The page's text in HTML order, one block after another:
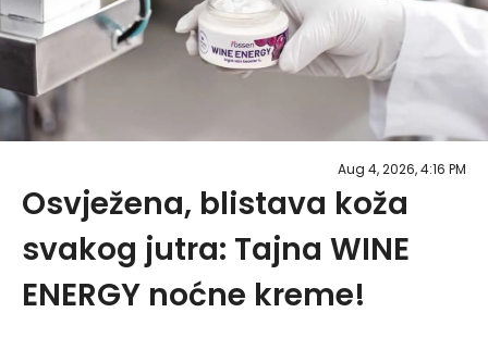
Aug 4, 2026, 4:16 PM
Osvježena, blistava koža
svakog jutra: Tajna WINE
ENERGY noćne kreme!